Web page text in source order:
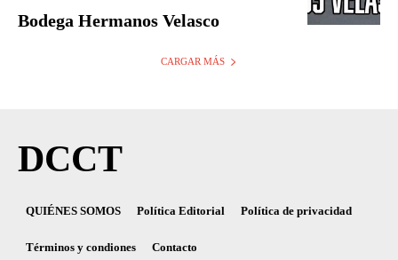
Bodega Hermanos Velasco
CARGAR MÁS
DCCT
QUIÉNES SOMOS Política Editorial Política de privacidad
Términos y condiones Contacto